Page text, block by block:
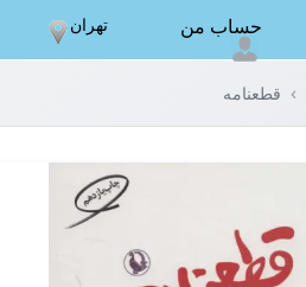
حساب من تهران
› قطعنامه